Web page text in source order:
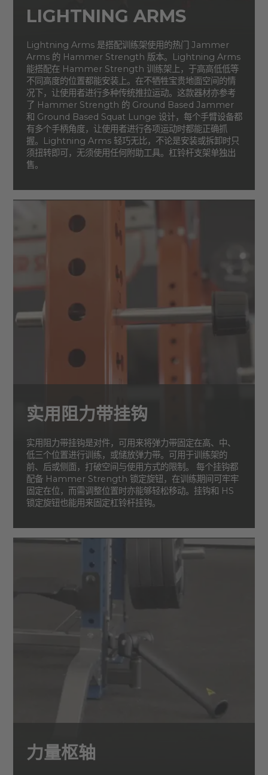
LIGHTNING ARMS
Lightning Arms 是搭配训练架使用的热门 Jammer
Arms 的 Hammer Strength 版本。Lightning Arms
能搭配在 Hammer Strength 训练架上，于高高低低等
不同高度的位置都能安装上。在不牺牲宝贵地面空间的情
况下，让使用者进行多种传统推拉运动。这款器材亦参考
了 Hammer Strength 的 Ground Based Jammer
和 Ground Based Squat Lunge 设计，每个手臂设备都
有多个手柄角度，让使用者进行各项运动时都能正确抓
握。Lightning Arms 轻巧无比，不论是安装或拆卸时只
须扭转即可，无须使用任何附助工具。杠铃杆支架单独出
售。
实用阻力带挂钩
实用阻力带挂钩是对件，可用来将弹力带固定在高、中、
低三个位置进行训练，或储放弹力带。可用于训练架的
前、后或侧面，打破空间与使用方式的限制。 每个挂钩都
配备 Hammer Strength 锁定旋钮，在训练期间可牢牢
固定在位，而需调整位置时亦能够轻松移动。挂钩和 HS
锁定旋钮也能用来固定杠铃杆挂钩。
力量枢轴